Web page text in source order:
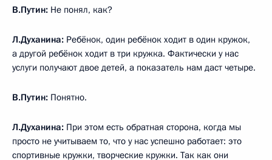
В.Путин: Не понял, как?
Л.Духанина: Ребёнок, один ребёнок ходит в один кружок,
а другой ребёнок ходит в три кружка. Фактически у нас
услуги получают двое детей, а показатель нам даст четыре.
В.Путин: Понятно.
Л.Духанина: При этом есть обратная сторона, когда мы
просто не учитываем то, что у нас успешно работает: это
спортивные кружки, творческие кружки. Так как они